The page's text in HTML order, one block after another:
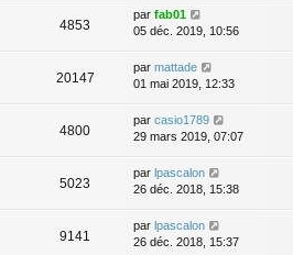
4853
par fab01
05 déc. 2019, 10:56
20147
par mattade
01 mai 2019, 12:33
4800
par casio1789
29 mars 2019, 07:07
5023
par lpascalon
26 déc. 2018, 15:38
9141
par lpascalon
26 déc. 2018, 15:37